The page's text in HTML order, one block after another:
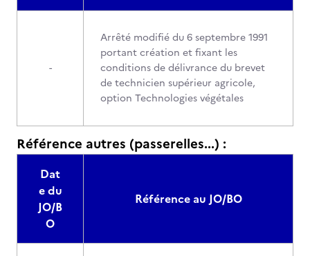
-
Arrêté modifié du 6 septembre 1991
portant création et fixant les
conditions de délivrance du brevet
de technicien supérieur agricole,
option Technologies végétales
Référence autres (passerelles...) :
Dat
e du
JO/B
O
Référence au JO/BO